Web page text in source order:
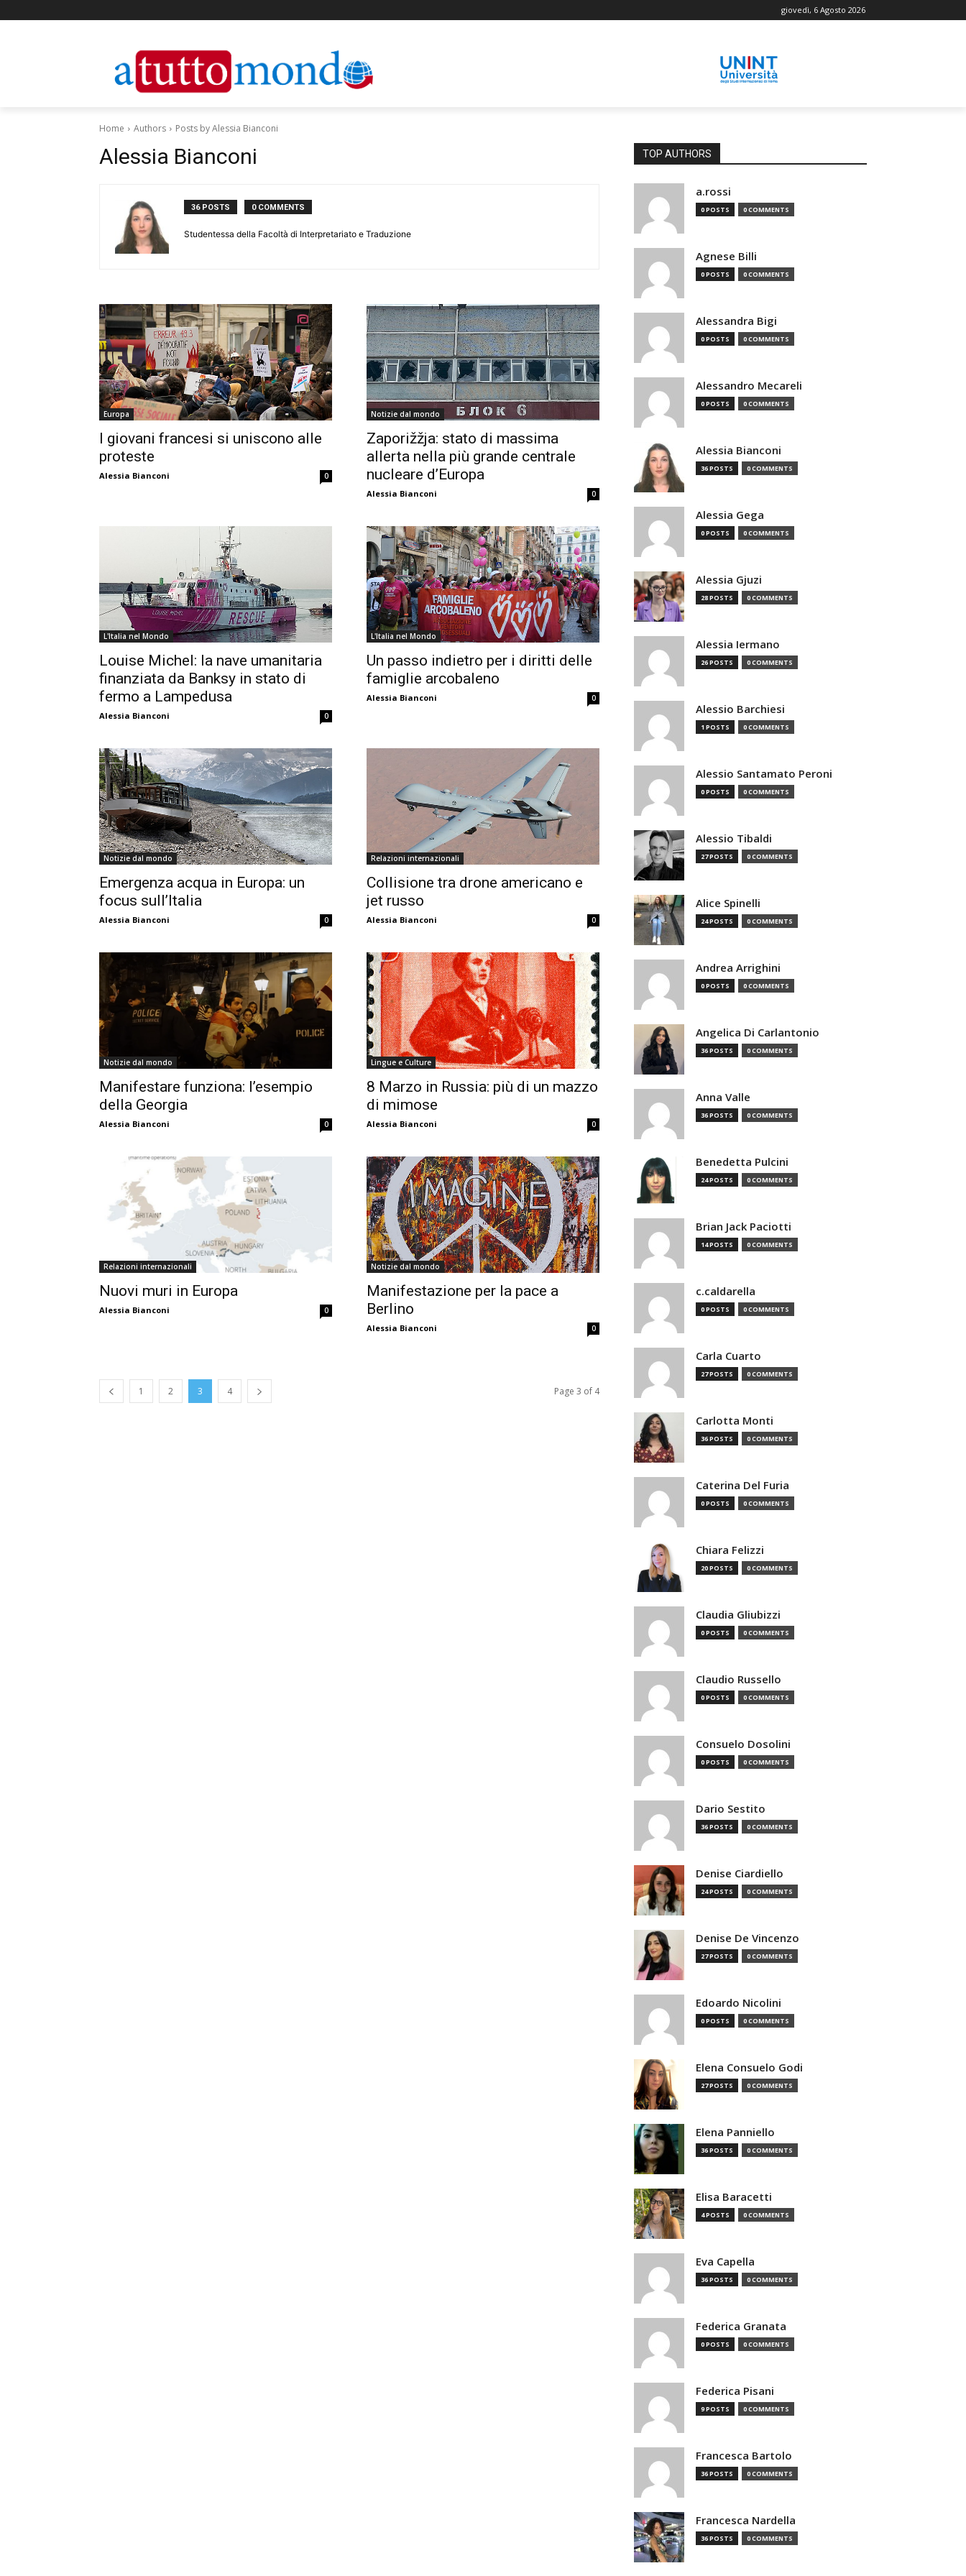
giovedì, 6 Agosto 2026
Home Authors Posts by Alessia Bianconi
Alessia Bianconi
36 POSTS 0 COMMENTS
Studentessa della Facoltà di Interpretariato e Traduzione
Europa
I giovani francesi si uniscono alle
proteste
Alessia Bianconi 0
Notizie dal mondo
Zaporižžja: stato di massima
allerta nella più grande centrale
nucleare d’Europa
Alessia Bianconi 0
L'Italia nel Mondo
Louise Michel: la nave umanitaria
finanziata da Banksy in stato di
fermo a Lampedusa
Alessia Bianconi 0
L'Italia nel Mondo
Un passo indietro per i diritti delle
famiglie arcobaleno
Alessia Bianconi 0
Notizie dal mondo
Emergenza acqua in Europa: un
focus sull’Italia
Alessia Bianconi 0
Relazioni internazionali
Collisione tra drone americano e
jet russo
Alessia Bianconi 0
Notizie dal mondo
Manifestare funziona: l’esempio
della Georgia
Alessia Bianconi 0
Lingue e Culture
8 Marzo in Russia: più di un mazzo
di mimose
Alessia Bianconi 0
Relazioni internazionali
Nuovi muri in Europa
Alessia Bianconi 0
Notizie dal mondo
Manifestazione per la pace a
Berlino
Alessia Bianconi 0
1 2 3 4 Page 3 of 4
TOP AUTHORS
a.rossi
0 POSTS 0 COMMENTS
Agnese Billi
0 POSTS 0 COMMENTS
Alessandra Bigi
0 POSTS 0 COMMENTS
Alessandro Mecareli
0 POSTS 0 COMMENTS
Alessia Bianconi
36 POSTS 0 COMMENTS
Alessia Gega
0 POSTS 0 COMMENTS
Alessia Gjuzi
28 POSTS 0 COMMENTS
Alessia Iermano
26 POSTS 0 COMMENTS
Alessio Barchiesi
1 POSTS 0 COMMENTS
Alessio Santamato Peroni
0 POSTS 0 COMMENTS
Alessio Tibaldi
27 POSTS 0 COMMENTS
Alice Spinelli
24 POSTS 0 COMMENTS
Andrea Arrighini
0 POSTS 0 COMMENTS
Angelica Di Carlantonio
36 POSTS 0 COMMENTS
Anna Valle
36 POSTS 0 COMMENTS
Benedetta Pulcini
24 POSTS 0 COMMENTS
Brian Jack Paciotti
14 POSTS 0 COMMENTS
c.caldarella
0 POSTS 0 COMMENTS
Carla Cuarto
27 POSTS 0 COMMENTS
Carlotta Monti
36 POSTS 0 COMMENTS
Caterina Del Furia
0 POSTS 0 COMMENTS
Chiara Felizzi
20 POSTS 0 COMMENTS
Claudia Gliubizzi
0 POSTS 0 COMMENTS
Claudio Russello
0 POSTS 0 COMMENTS
Consuelo Dosolini
0 POSTS 0 COMMENTS
Dario Sestito
36 POSTS 0 COMMENTS
Denise Ciardiello
24 POSTS 0 COMMENTS
Denise De Vincenzo
27 POSTS 0 COMMENTS
Edoardo Nicolini
0 POSTS 0 COMMENTS
Elena Consuelo Godi
27 POSTS 0 COMMENTS
Elena Panniello
36 POSTS 0 COMMENTS
Elisa Baracetti
4 POSTS 0 COMMENTS
Eva Capella
36 POSTS 0 COMMENTS
Federica Granata
0 POSTS 0 COMMENTS
Federica Pisani
9 POSTS 0 COMMENTS
Francesca Bartolo
36 POSTS 0 COMMENTS
Francesca Nardella
36 POSTS 0 COMMENTS